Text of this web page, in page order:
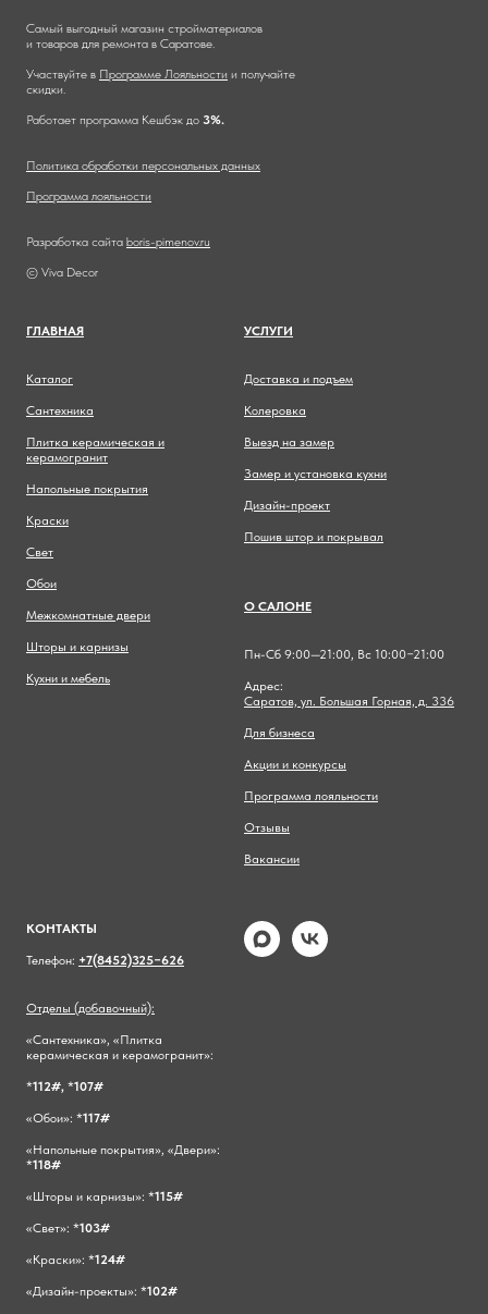
Самый выгодный магазин стройматериалов
и товаров для ремонта в Саратове.
Участвуйте в Программе Лояльности и получайте
скидки.
Работает программа Кешбэк до 3%.
Политика обработки персональных данных
Программа лояльности
Разработка сайта boris-pimenov.ru
© Viva Decor
ГЛАВНАЯ
Каталог
Сантехника
Плитка керамическая и
керамогранит
Напольные покрытия
Краски
Свет
Обои
Межкомнатные двери
Шторы и карнизы
Кухни и мебель
УСЛУГИ
Доставка и подъем
Колеровка
Выезд на замер
Замер и установка кухни
Дизайн-проект
Пошив штор и покрывал
О САЛОНЕ
Пн-Сб 9:00—21:00, Вс 10:00−21:00
Адрес:
Саратов, ул. Большая Горная, д. 336
Для бизнеса
Акции и конкурсы
Программа лояльности
Отзывы
Вакансии
КОНТАКТЫ
Телефон: +7(8452)325−626
Отделы (добавочный):
«Сантехника», «Плитка
керамическая и керамогранит»:
*112#, *107#
«Обои»: *117#
«Напольные покрытия», «Двери»:
*118#
«Шторы и карнизы»: *115#
«Свет»: *103#
«Краски»: *124#
«Дизайн-проекты»: *102#